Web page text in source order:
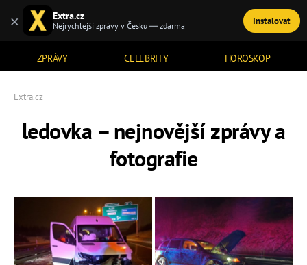
ZPRÁVY CELEBRITY HOROSKOP
TÉMATA
Extra.cz
ledovka – nejnovější zprávy a
fotografie
× Extra.cz
Nejrychlejší zprávy v Česku — zdarma Instalovat